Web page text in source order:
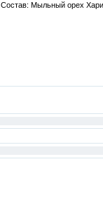
Состав: Мыльный орех